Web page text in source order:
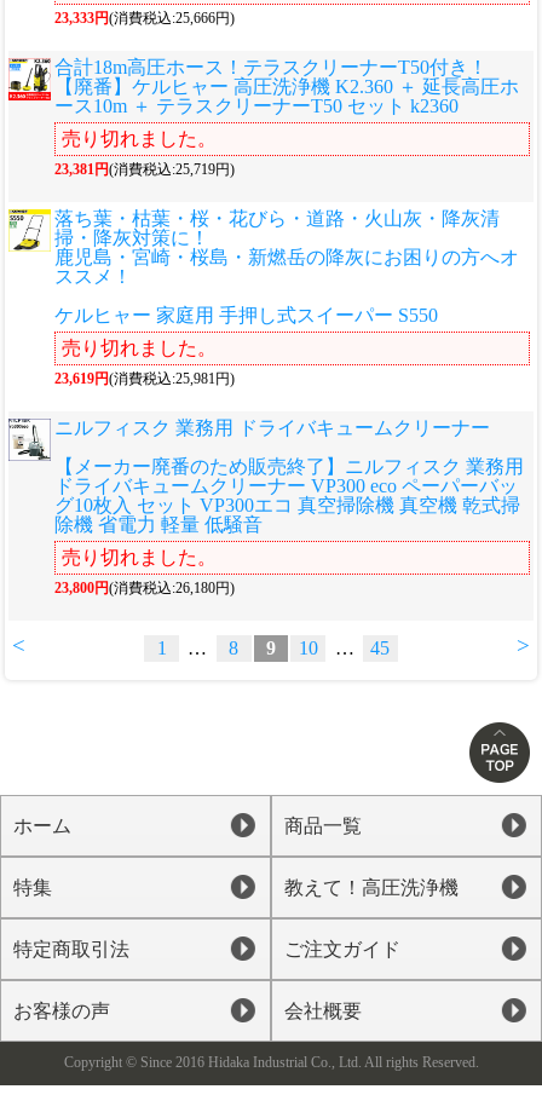
23,333円(消費税込:25,666円)
合計18m高圧ホース！テラスクリーナーT50付き！
【廃番】ケルヒャー 高圧洗浄機 K2.360 ＋ 延長高圧ホ
ース10m ＋ テラスクリーナーT50 セット k2360
売り切れました。
23,381円(消費税込:25,719円)
落ち葉・枯葉・桜・花びら・道路・火山灰・降灰清
掃・降灰対策に！
鹿児島・宮崎・桜島・新燃岳の降灰にお困りの方へオ
ススメ！
ケルヒャー 家庭用 手押し式スイーパー S550
売り切れました。
23,619円(消費税込:25,981円)
ニルフィスク 業務用 ドライバキュームクリーナー
【メーカー廃番のため販売終了】ニルフィスク 業務用
ドライバキュームクリーナー VP300 eco ペーパーバッ
グ10枚入 セット VP300エコ 真空掃除機 真空機 乾式掃
除機 省電力 軽量 低騒音
売り切れました。
23,800円(消費税込:26,180円)
< >
1 … 8 9 10 … 45
ホーム 商品一覧
特集 教えて！高圧洗浄機
特定商取引法 ご注文ガイド
お客様の声 会社概要
Copyright © Since 2016 Hidaka Industrial Co., Ltd. All rights Reserved.